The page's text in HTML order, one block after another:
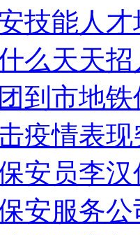
技能人
么天天招
到市地
疫情表
安员李汉
安服务